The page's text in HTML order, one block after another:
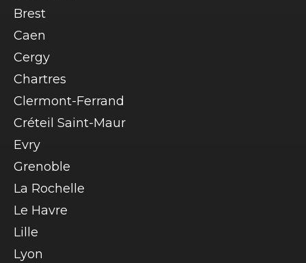
Brest
Caen
Cergy
Chartres
Clermont-Ferrand
Créteil Saint-Maur
Evry
Grenoble
La Rochelle
Le Havre
Lille
Lyon